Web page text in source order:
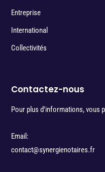
Entreprise
International
Collectivités
Contactez-nous
Pour plus d’informations, vous
Email:
contact@synergienotaires.fr